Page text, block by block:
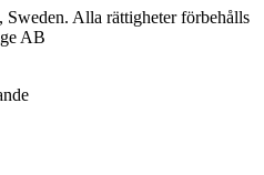
Alla rättigheter förbehålls
AB